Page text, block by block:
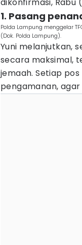
1. Pasang
Polda Lampung menggelar
(Dok. Polda Lampung).
Yuni melanjutkan,
secara maksimal,
jemaah. Setiap
pengamanan,